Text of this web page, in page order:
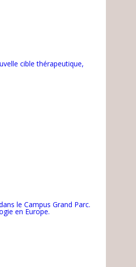
cible thérapeutique,
le Campus Grand Parc.
en Europe.